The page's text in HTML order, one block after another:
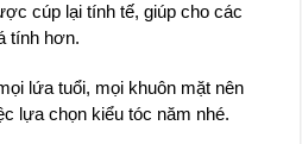
cúp lại tính tế, giúp cho các
tính hơn.
lứa tuổi, mọi khuôn mặt nên
lựa chọn kiểu tóc năm nhé.